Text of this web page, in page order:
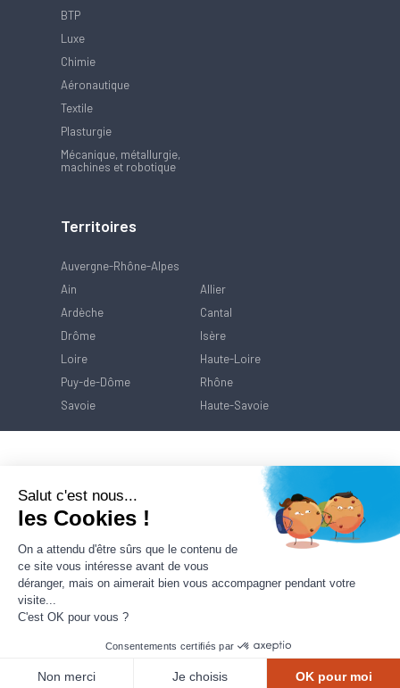
BTP
Luxe
Chimie
Aéronautique
Textile
Plasturgie
Mécanique, métallurgie,
machines et robotique
Territoires
Auvergne-Rhône-Alpes
Ain
Allier
Ardèche
Cantal
Drôme
Isère
Loire
Haute-Loire
Puy-de-Dôme
Rhône
Savoie
Haute-Savoie
Politique de
protection des données
Salut c'est nous...
les Cookies !
On a attendu d'être sûrs que le contenu de
ce site vous intéresse avant de vous
déranger, mais on aimerait bien vous accompagner pendant votre
visite...
C'est OK pour vous ?
Consentements certifiés par
Non merci Je choisis OK pour moi